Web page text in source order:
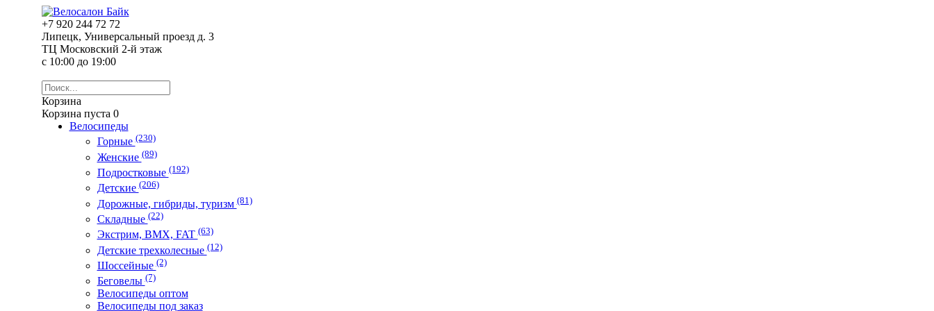
+7 920 244 72 72
Липецк, Универсальный проезд д. 3
ТЦ Московский 2-й этаж
с 10:00 до 19:00
Корзина
Корзина пуста 0
Велосипеды
Горные(230)
Женские(89)
Подростковые(192)
Детские(206)
Дорожные, гибриды, туризм(81)
Складные(22)
Экстрим, ВМХ, FAT(63)
Детские трехколесные(12)
Шоссейные(2)
Беговелы(7)
Велосипеды оптом
Велосипеды под заказ